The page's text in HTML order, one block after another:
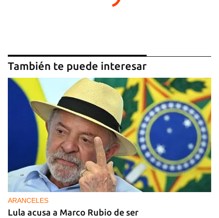
También te puede interesar
ARANCELES
Lula acusa a Marco Rubio de ser